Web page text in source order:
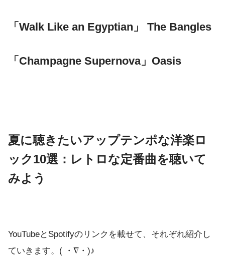
「Walk Like an Egyptian」 The Bangles
「Champagne Supernova」Oasis
夏に聴きたいアップテンポな洋楽ロ
ック10選：レトロな定番曲を聴いて
みよう
YouTubeとSpotifyのリンクを載せて、それぞれ紹介し
ていきます。( ・∇・)♪